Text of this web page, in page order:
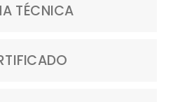
TÉCNICA